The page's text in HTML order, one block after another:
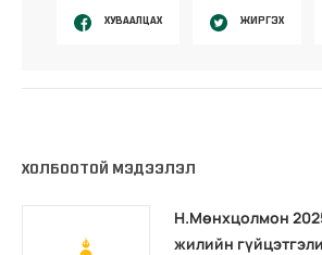
ХУВААЛЦАХ ЖИРГЭХ
ХОЛБООТОЙ МЭДЭЭЛЭЛ
Н.Мөнхцолмон
жилийн